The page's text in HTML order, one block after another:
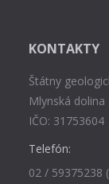
KONTAKTY
Štátny
Mlynská
IČO: 31753604
Telefón:
02 / 59375238